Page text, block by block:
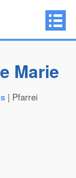
Marie
| Pfarrei